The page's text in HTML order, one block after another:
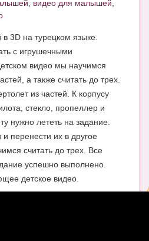
видео для малышей
3D на турецком языке.
с игрушечными
видео мы научимся
а также считать до трех.
из частей. К корпусу
стекло, пропеллер и
нужно лететь на задание.
и перенести их в другое
считать до трех. Все
успешно выполнено.
детское видео.